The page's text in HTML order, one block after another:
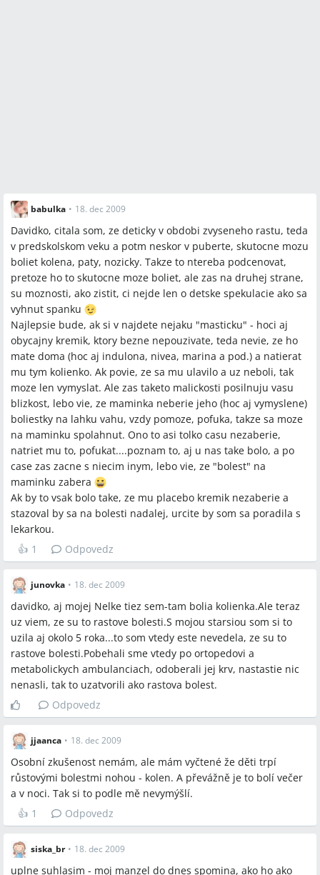
babulka • 18. dec 2009
Davidko, citala som, ze deticky v obdobi zvyseneho rastu, teda
v predskolskom veku a potm neskor v puberte, skutocne mozu
boliet kolena, paty, nozicky. Takze to ntereba podcenovat,
pretoze ho to skutocne moze boliet, ale zas na druhej strane,
su moznosti, ako zistit, ci nejde len o detske spekulacie ako sa
vyhnut spanku
Najlepsie bude, ak si v najdete nejaku "masticku" - hoci aj
obycajny kremik, ktory bezne nepouzivate, teda nevie, ze ho
mate doma (hoc aj indulona, nivea, marina a pod.) a natierat
mu tym kolienko. Ak povie, ze sa mu ulavilo a uz neboli, tak
moze len vymyslat. Ale zas taketo malickosti posilnuju vasu
blizkost, lebo vie, ze maminka neberie jeho (hoc aj vymyslene)
boliestky na lahku vahu, vzdy pomoze, pofuka, takze sa moze
na maminku spolahnut. Ono to asi tolko casu nezaberie,
natriet mu to, pofukat....poznam to, aj u nas take bolo, a po
case zas zacne s niecim inym, lebo vie, ze "bolest" na
maminku zabera
Ak by to vsak bolo take, ze mu placebo kremik nezaberie a
stazoval by sa na bolesti nadalej, urcite by som sa poradila s
lekarkou.
👍 1 Odpovedz
junovka • 18. dec 2009
davidko, aj mojej Nelke tiez sem-tam bolia kolienka.Ale teraz
uz viem, ze su to rastove bolesti.S mojou starsiou som si to
uzila aj okolo 5 roka...to som vtedy este nevedela, ze su to
rastove bolesti.Pobehali sme vtedy po ortopedovi a
metabolickych ambulanciach, odoberali jej krv, nastastie nic
nenasli, tak to uzatvorili ako rastova bolest.
Odpovedz
jjaanca • 18. dec 2009
Osobní zkušenost nemám, ale mám vyčtené že děti trpí
růstovými bolestmi nohou - kolen. A převážně je to bolí večer
a v noci. Tak si to podle mě nevymýšlí.
👍 1 Odpovedz
siska_br • 18. dec 2009
uplne suhlasim - moj manzel do dnes spomina, ako ho ako